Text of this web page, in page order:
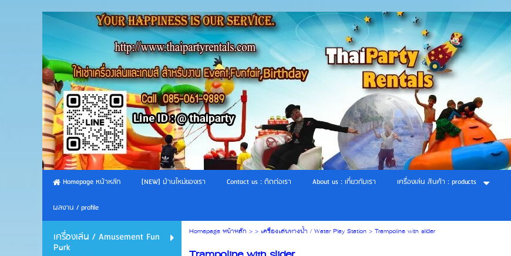
Homepage หน้าหลัก [NEW] บ้านใหม่ของเรา Contact us : ติดต่อเรา About us : เกี่ยวกับเรา เครื่องเล่น สินค้า : products
ผลงาน / profile
เครื่องเล่น / Amusement Fun
Park
Homepage หน้าหลัก > > เครื่องเล่นทางน้ำ / Water Play Station> Trampoline with slider